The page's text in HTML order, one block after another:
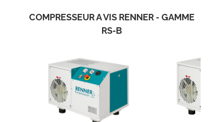
OCCASIONS
RÉFÉRENCES
COMPRESSEUR A VIS RENNER - GAMME
RS-B